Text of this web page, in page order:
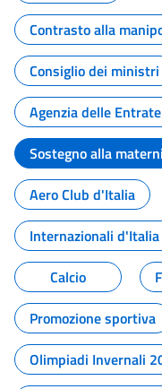
Contrasto alla
Consiglio dei ministri
Agenzia delle Entrate
Sostegno alla
Aero Club d'Italia
Internazionali
Calcio
Promozione sportiva
Olimpiadi Invernali